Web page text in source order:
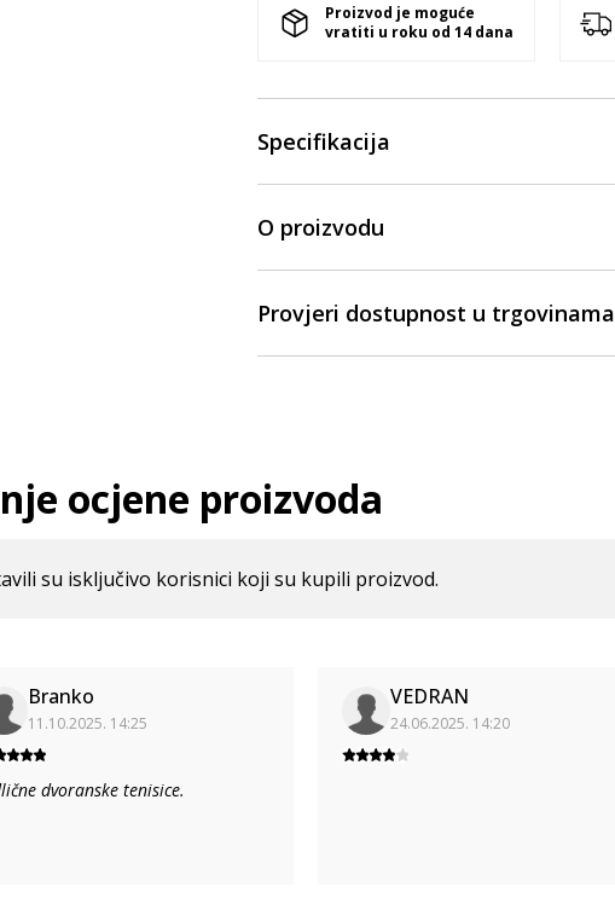
Proizvod je moguće
vratiti u roku od 14 dana
Specifikacija
O proizvodu
Provjeri dostupnost u trgovinama
ocjene proizvoda
su isključivo korisnici koji su kupili proizvod.
Branko
11.10.2025. 14:25
dvoranske tenisice.
VEDRAN
24.06.2025. 14:20